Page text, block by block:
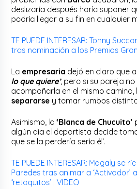
deslizaría después haría suponer
podría llegar a su fin en cualquier
TE PUEDE INTERESAR: Tonny
tras nominación a los Premios
La empresaria dejó en claro que
lo que quiere’, pero si su pareja
acompañarla en el mismo camino,
separarse y tomar rumbos
Asimismo, la‘Blanca de Chucuito’
algún día el deportista decide
que se la perdería sería él’.
TE PUEDE INTERESAR: Magaly se
Paredes tras animar a ‘Activador’
‘retoquitos’ | VIDEO